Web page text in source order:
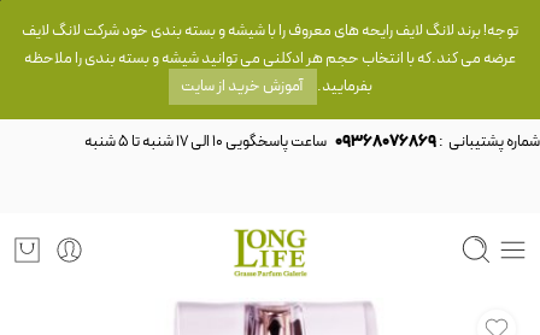
توجه! برند لانگ لایف رایحه های معروف را با شیشه و بسته بندی خود شرکت لانگ لایف
عرضه می کند.که با انتخاب حجم هر ادکلنی می توانید شیشه و بسته بندی را ملاحظه
بفرمایید. آموزش خرید از سایت
شماره پشتیبانی :09368076869